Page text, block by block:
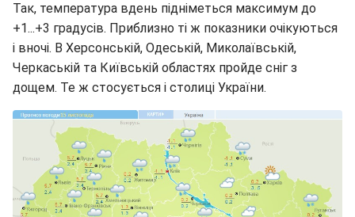
Так, температура вдень підніметься максимум до
+1...+3 градусів. Приблизно ті ж показники очікуються
і вночі. В Херсонській, Одеській, Миколаївській,
Черкаській та Київській областях пройде сніг з
дощем. Те ж стосується і столиці України.